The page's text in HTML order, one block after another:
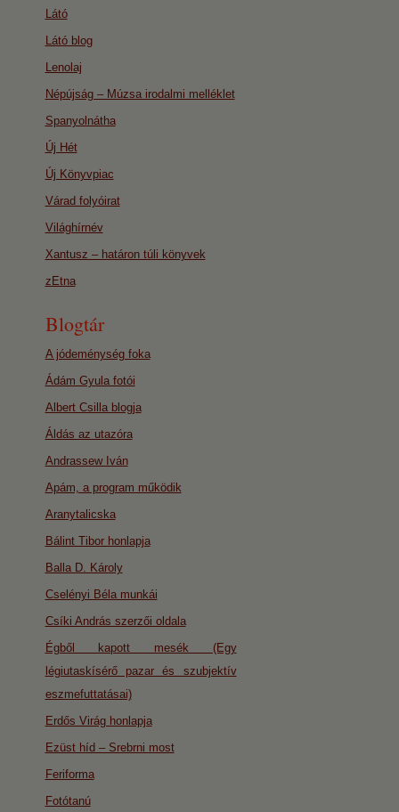
Látó
Látó blog
Lenolaj
Népújság – Múzsa irodalmi melléklet
Spanyolnátha
Új Hét
Új Könyvpiac
Várad folyóirat
Világhírnév
Xantusz – határon túli könyvek
zEtna
Blogtár
A jódeménység foka
Ádám Gyula fotói
Albert Csilla blogja
Áldás az utazóra
Andrassew Iván
Apám, a program működik
Aranytalicska
Bálint Tibor honlapja
Balla D. Károly
Cselényi Béla munkái
Csíki András szerzői oldala
Égből kapott mesék (Egy
légiutaskísérő pazar és szubjektív
eszmefuttatásai)
Erdős Virág honlapja
Ezüst híd – Srebrni most
Feriforma
Fotótanú